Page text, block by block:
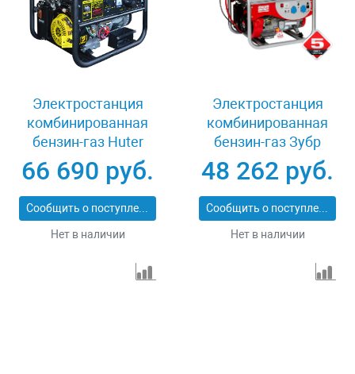
Электростанция
комбинированная
бензин-газ Huter
DY6500LXA (с АВР)
66 690 руб.
Сообщить о поступлении
Нет в наличии
Электростанция
комбинированная
бензин-газ Зубр
ЗЭСГ-5500
48 262 руб.
Сообщить о поступлении
Нет в наличии